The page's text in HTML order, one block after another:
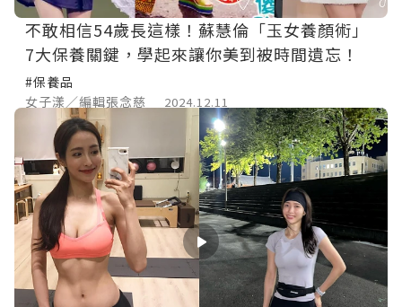
不敢相信54歲長這樣！蘇慧倫「玉女養顏術」
7大保養關鍵，學起來讓你美到被時間遺忘！
#保養品
女子漾／編輯張念慈
2024.12.11